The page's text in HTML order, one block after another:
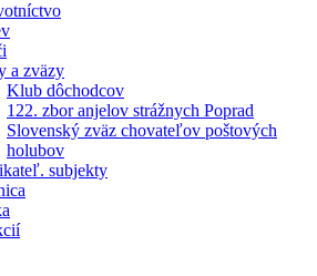
a zväzy
Klub dôchodcov
122. zbor anjelov strážnych Poprad
Slovenský zväz chovateľov poštových
holubov
subjekty